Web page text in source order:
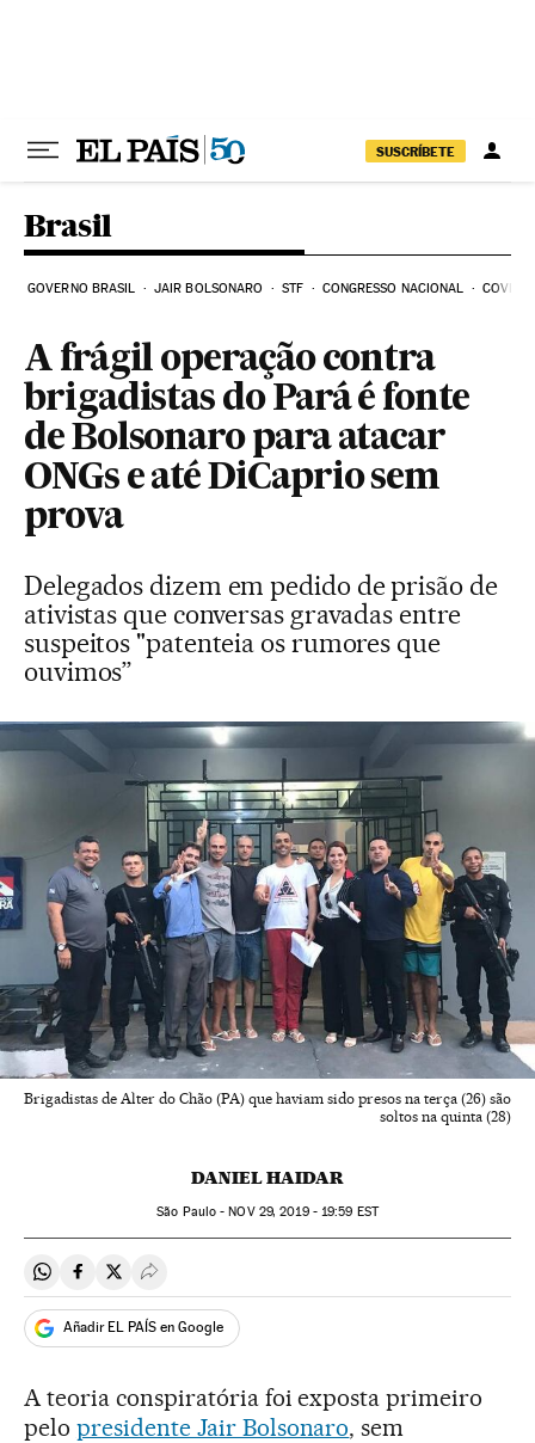
SUSCRÍBETE
Brasil
GOVERNO BRASIL JAIR BOLSONARO STF CONGRESSO NACIONAL COVID-
A frágil operação contra
brigadistas do Pará é fonte
de Bolsonaro para atacar
ONGs e até DiCaprio sem
prova
Delegados dizem em pedido de prisão de
ativistas que conversas gravadas entre
suspeitos "patenteia os rumores que
ouvimos”
Brigadistas de Alter do Chão (PA) que haviam sido presos na terça (26) são
soltos na quinta (28)
DANIEL HAIDAR
São Paulo -NOV29, 2019 - 19:59 EST
Compartir en Whatsapp
Compartir en Facebook
Compartir en Twitter
Desplegar Redes Sociales
Añadir EL PAÍS en Google
A teoria conspiratória foi exposta primeiro
pelo presidente Jair Bolsonaro, sem